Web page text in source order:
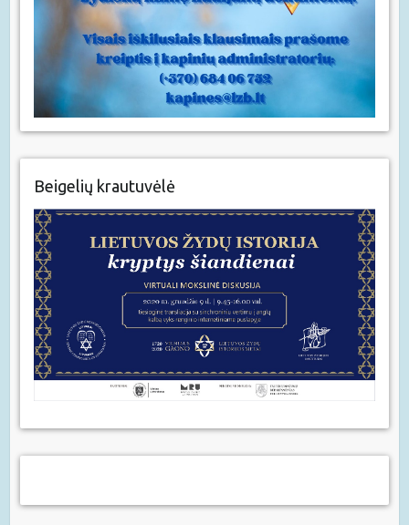
Beigelių krautuvėlė